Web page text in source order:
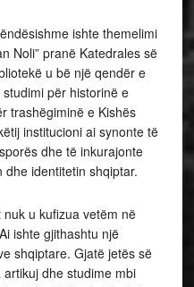
ishte themelimi
Noli” pranë Katedrales së
u bë një qendër e
për historinë e
trashëgiminë e Kishës
institucioni ai synonte të
dhe të inkurajonte
identitetin shqiptar.
u kufizua vetëm në
ishte gjithashtu një
shqiptare. Gjatë jetës së
dhe studime mbi